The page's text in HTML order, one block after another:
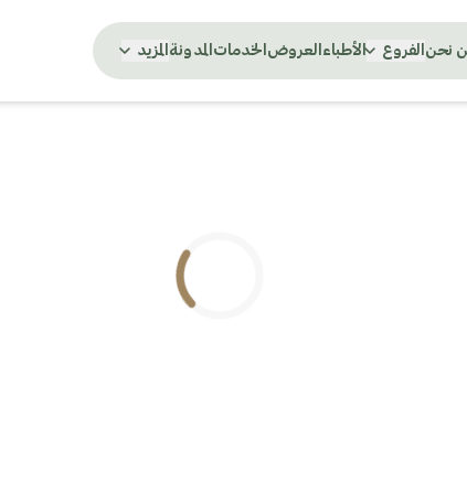
نحن الفروع الأطباء العروض الخدمات المدونة المزيد